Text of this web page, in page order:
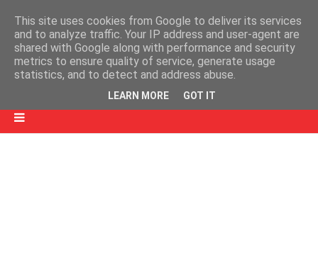
This site uses cookies from Google to deliver its services
and to analyze traffic. Your IP address and user-agent are
shared with Google along with performance and security
metrics to ensure quality of service, generate usage
statistics, and to detect and address abuse.
LEARN MORE GOT IT